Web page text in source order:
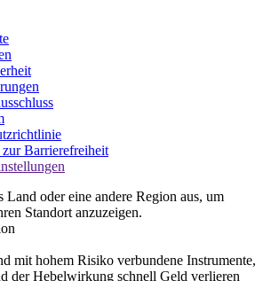
Barrierefreiheit
Land oder eine andere Region aus, um
Standort anzuzeigen.
mit hohem Risiko verbundene Instrumente,
der Hebelwirkung schnell Geld verlieren